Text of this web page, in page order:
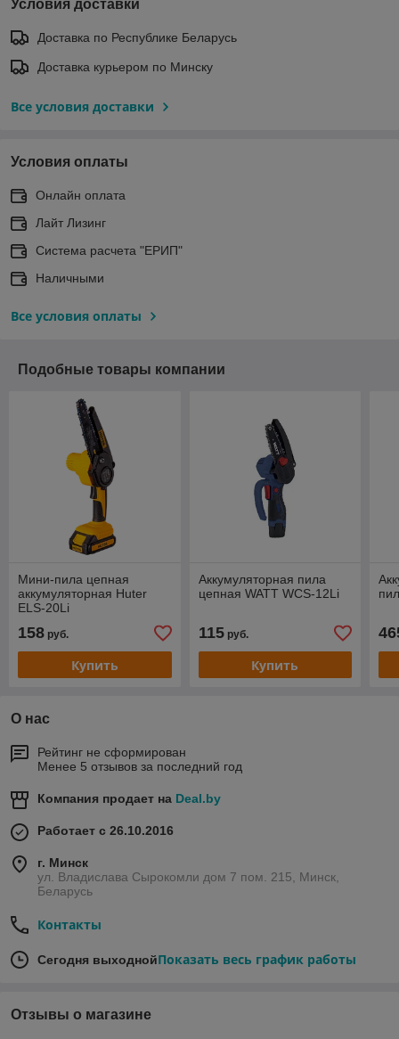
Условия доставки
Доставка по Республике Беларусь
Доставка курьером по Минску
Все условия доставки
Условия оплаты
Онлайн оплата
Лайт Лизинг
Система расчета "ЕРИП"
Наличными
Все условия оплаты
Подобные товары компании
Мини-пила цепная
аккумуляторная Huter
ELS-20Li
158 руб.
Купить
Аккумуляторная пила
цепная WATT WCS-12Li
115руб.
Купить
О нас
Рейтинг не сформирован
Менее 5 отзывов за последний год
Компания продает на Deal.by
Работает с 26.10.2016
г. Минск
ул. Владислава Сырокомли дом 7 пом. 215, Минск,
Беларусь
Контакты
Сегодня выходнойПоказать весь график работы
Отзывы о магазине